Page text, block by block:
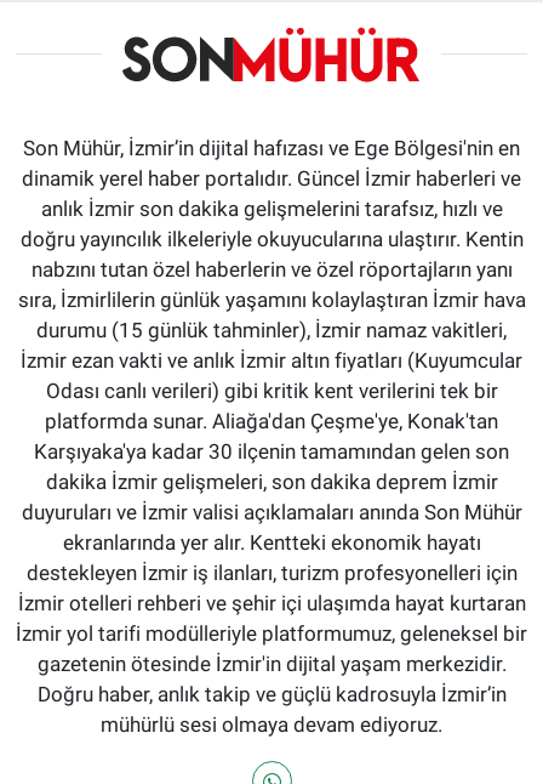
Son Mühür, İzmir’in dijital hafızası ve Ege Bölgesi'nin en
dinamik yerel haber portalıdır. Güncel İzmir haberleri ve
anlık İzmir son dakika gelişmelerini tarafsız, hızlı ve
doğru yayıncılık ilkeleriyle okuyucularına ulaştırır. Kentin
nabzını tutan özel haberlerin ve özel röportajların yanı
sıra, İzmirlilerin günlük yaşamını kolaylaştıran İzmir hava
durumu (15 günlük tahminler), İzmir namaz vakitleri,
İzmir ezan vakti ve anlık İzmir altın fiyatları (Kuyumcular
Odası canlı verileri) gibi kritik kent verilerini tek bir
platformda sunar. Aliağa'dan Çeşme'ye, Konak'tan
Karşıyaka'ya kadar 30 ilçenin tamamından gelen son
dakika İzmir gelişmeleri, son dakika deprem İzmir
duyuruları ve İzmir valisi açıklamaları anında Son Mühür
ekranlarında yer alır. Kentteki ekonomik hayatı
destekleyen İzmir iş ilanları, turizm profesyonelleri için
İzmir otelleri rehberi ve şehir içi ulaşımda hayat kurtaran
İzmir yol tarifi modülleriyle platformumuz, geleneksel bir
gazetenin ötesinde İzmir'in dijital yaşam merkezidir.
Doğru haber, anlık takip ve güçlü kadrosuyla İzmir’in
mühürlü sesi olmaya devam ediyoruz.